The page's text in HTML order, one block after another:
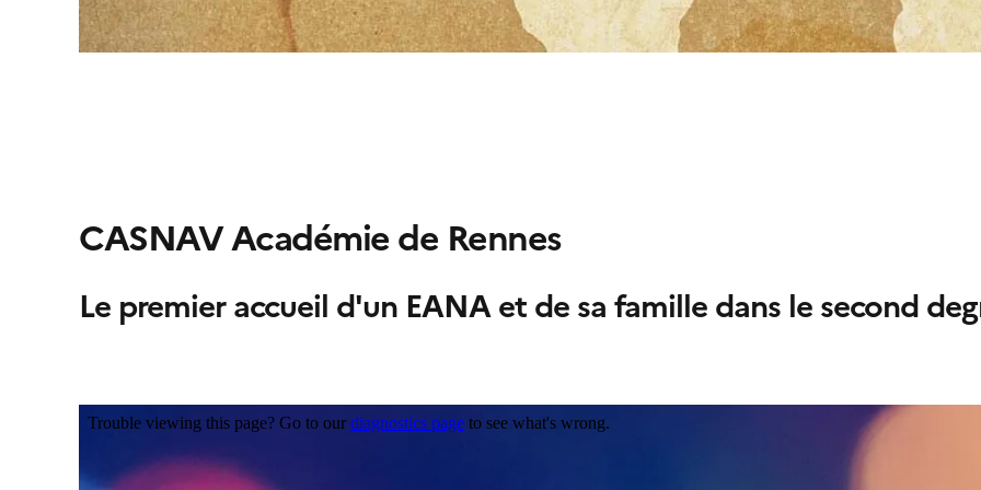
CASNAV Académie de Rennes
Le premier accueil d'un EANA et de sa famille dans le second